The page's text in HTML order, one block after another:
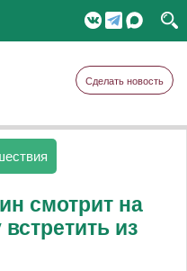
Сделать новость
смотрит на
из